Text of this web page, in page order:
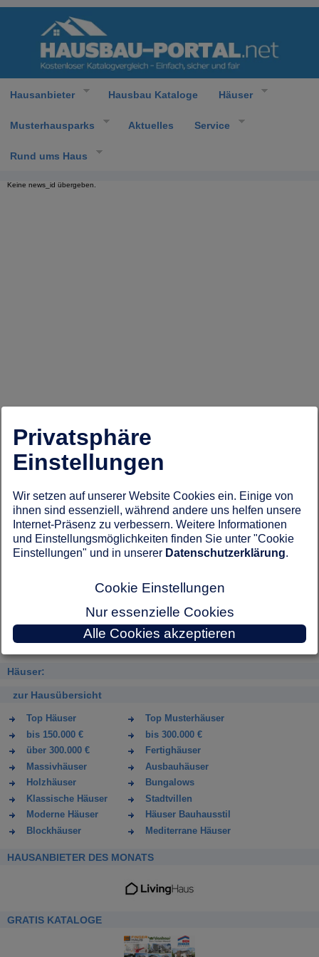
Hausanbieter Hausbau Kataloge Häuser
Musterhausparks Aktuelles Service
Rund ums Haus
Keine news_id übergeben.
Häuser:
zur Hausübersicht
Top Häuser
Top Musterhäuser
bis 150.000 €
bis 300.000 €
über 300.000 €
Fertighäuser
Massivhäuser
Ausbauhäuser
Holzhäuser
Bungalows
Klassische Häuser
Stadtvillen
Moderne Häuser
Häuser Bauhausstil
Blockhäuser
Mediterrane Häuser
HAUSANBIETER DES MONATS
GRATIS KATALOGE
Privatsphäre
Einstellungen
Wir setzen auf unserer Website Cookies ein. Einige von
ihnen sind essenziell, während andere uns helfen unsere
Internet-Präsenz zu verbessern. Weitere Informationen
und Einstellungsmöglichkeiten finden Sie unter "Cookie
Einstellungen" und in unserer Datenschutzerklärung.
Cookie Einstellungen
Nur essenzielle Cookies
Alle Cookies akzeptieren